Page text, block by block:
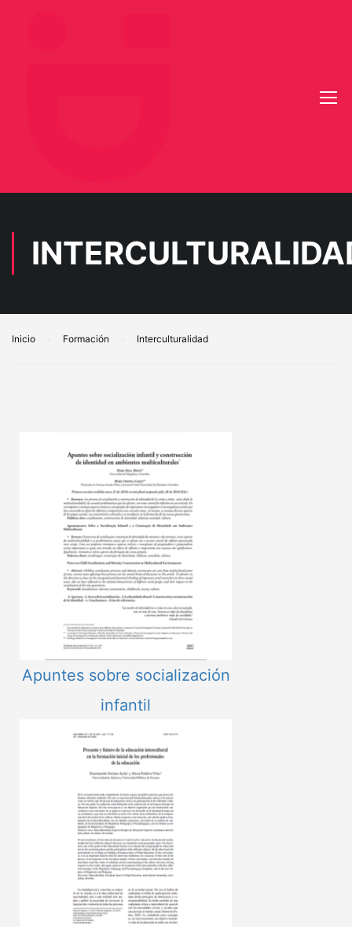
Inicio Formación Interculturalidad
Apuntes sobre socialización
infantil